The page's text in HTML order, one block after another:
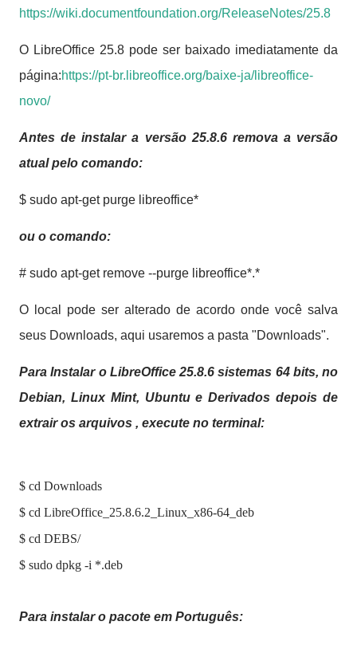
https://wiki.documentfoundation.org/ReleaseNotes/25.8
O LibreOffice 25.8 pode ser baixado imediatamente da
página:https://pt-br.libreoffice.org/baixe-ja/libreoffice-
novo/
Antes de instalar a versão 25.8.6 remova a versão
atual pelo comando:
$ sudo apt-get purge libreoffice*
ou o comando:
# sudo apt-get remove --purge libreoffice*.*
O local pode ser alterado de acordo onde você salva
seus Downloads, aqui usaremos a pasta "Downloads".
Para Instalar o LibreOffice 25.8.6 sistemas 64 bits, no
Debian, Linux Mint, Ubuntu e Derivados depois de
extrair os arquivos , execute no terminal:
$ cd Downloads
$ cd LibreOffice_25.8.6.2_Linux_x86-64_deb
$ cd DEBS/
$ sudo dpkg -i *.deb
Para instalar o pacote em Português: